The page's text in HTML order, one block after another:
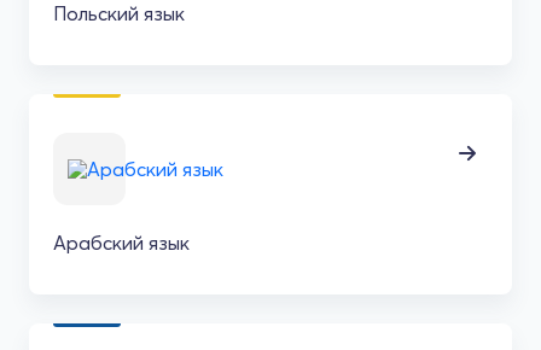
Польский язык
Арабский язык